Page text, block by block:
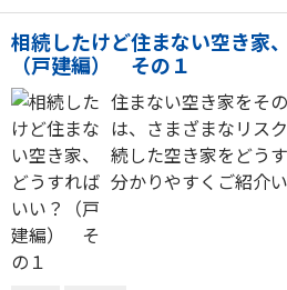
相続したけど住まない空き家
（戸建編） その１
住まない空き家をそ
は、さまざまなリス
続した空き家をどう
分かりやすくご紹介い